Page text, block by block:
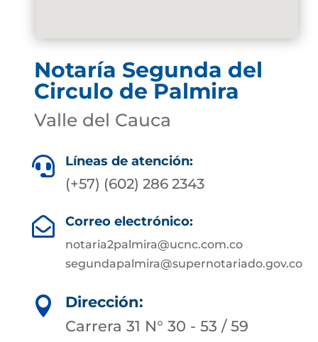
Notaría Segunda del
Circulo de Palmira
Valle del Cauca
 Líneas de atención:
(+57) (602) 286 2343
 Correo electrónico:
notaria2palmira@ucnc.com.co
segundapalmira@supernotariado.gov.co

Dirección:
Carrera 31 N° 30 - 53 / 59